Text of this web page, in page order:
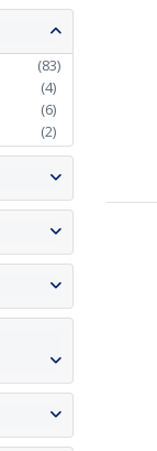
(83)
(4)
(6)
(2)